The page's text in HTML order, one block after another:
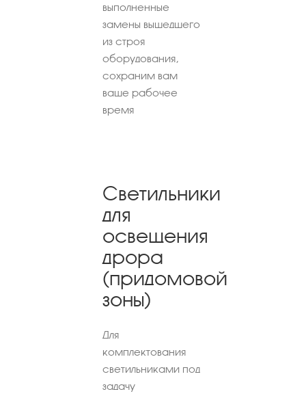
выполненные
замены вышедшего
из строя
оборудования,
сохраним вам
ваше рабочее
время
Светильники
для
освещения
дрора
(придомовой
зоны)
Для
комплектования
светильниками под
задачу